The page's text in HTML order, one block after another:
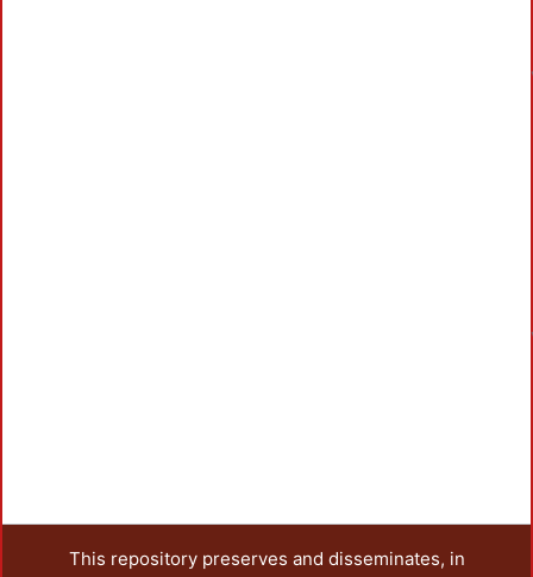
This repository preserves and disseminates, in